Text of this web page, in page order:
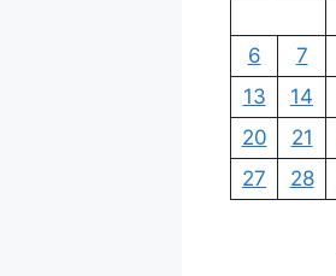
6
7
13
14
20
21
27
28